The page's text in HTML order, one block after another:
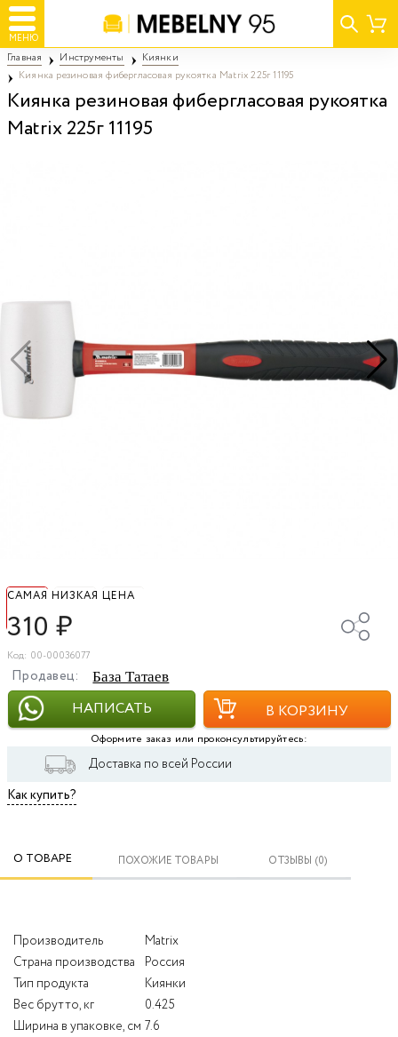
МЕНЮ
Главная Инструменты
Киянки
Киянка резиновая фибергласовая рукоятка Matrix 225г 11195
Киянка резиновая фибергласовая рукоятка
Matrix 225г 11195
САМАЯ НИЗКАЯ ЦЕНА
310 ₽
Код: 00-00036077
Продавец: База Татаев
НАПИСАТЬ В КОРЗИНУ
Оформите заказ или проконсультируйтесь:
Доставка по всей России
Как купить?
О ТОВАРЕ ПОХОЖИЕ ТОВАРЫ ОТЗЫВЫ (0)
Производитель
Matrix
Страна производства
Россия
Тип продукта
Киянки
Вес брутто, кг
0.425
Ширина в упаковке, см 7.6